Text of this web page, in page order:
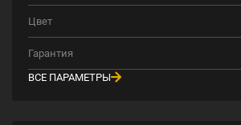
Цвет
Гарантия
ВСЕ ПАРАМЕТРЫ